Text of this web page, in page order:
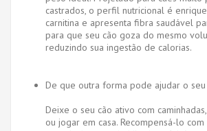
castrados, o perfil nutricional é
carnitina e apresenta fibra saudável
para que seu cão goza do mesmo
reduzindo sua ingestão de calorias.
De que outra forma pode ajudar o seu
Deixe o seu cão ativo com
ou jogar em casa. Recompensá-lo